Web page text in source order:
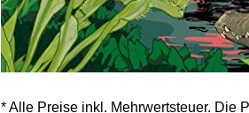
* Alle Preise inkl. Mehrwertsteuer. Die